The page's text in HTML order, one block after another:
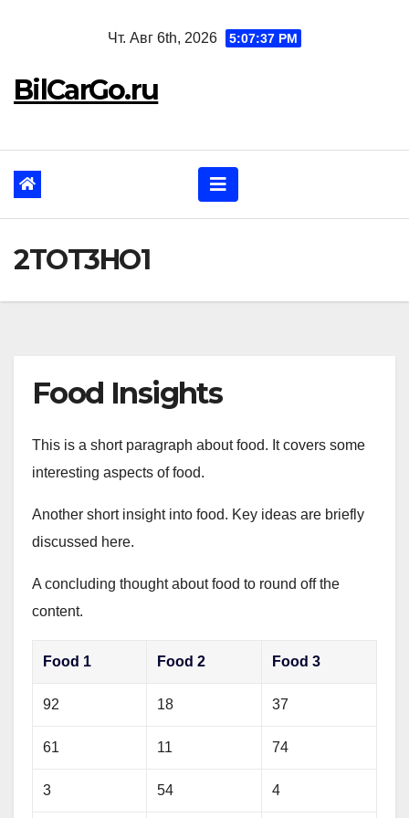
Чт. Авг 6th, 2026 5:07:38 PM
BilCarGo.ru
2TOT3HO1
Food Insights
This is a short paragraph about food. It covers some
interesting aspects of food.
Another short insight into food. Key ideas are briefly
discussed here.
A concluding thought about food to round off the
content.
Food 1 Food 2 Food 3
92 18 37
61 11 74
3 54 4